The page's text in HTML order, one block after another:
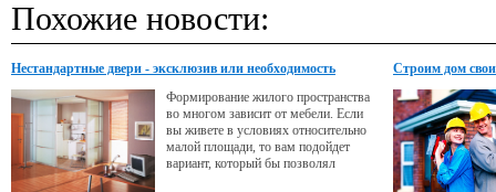
Похожие новости:
Нестандартные двери - эксклюзив или необходимость
Формирование жилого пространства
во многом зависит от мебели. Если
вы живете в условиях относительно
малой площади, то вам подойдет
вариант, который бы позволял
Строим дом